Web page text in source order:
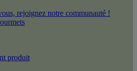
rejoignez notre communauté !
produit